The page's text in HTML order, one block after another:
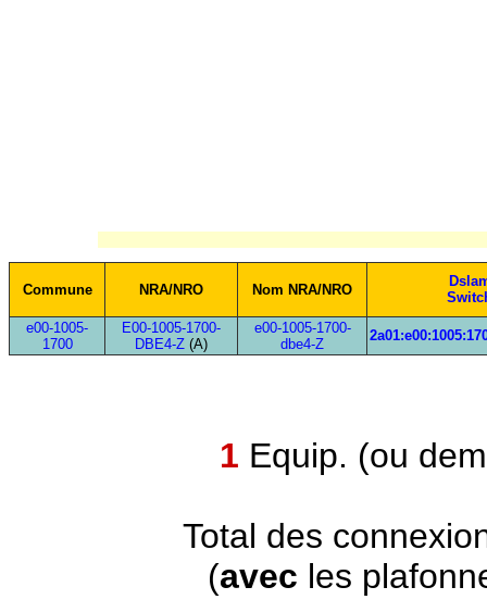
Commune NRA/NRO Nom NRA/NRO
e00-1005-
1700
E00-1005-1700-
DBE4-Z (A)
e00-1005-1700-
dbe4-Z
1 Equip. (ou
Total des
(avec les